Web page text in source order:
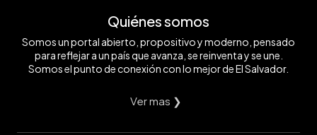
Quiénes somos
Somos un portal abierto, propositivo y moderno, pensado
para reflejar a un país que avanza, se reinventa y se une.
Somos el punto de conexión con lo mejor de El Salvador.
Ver mas ❯